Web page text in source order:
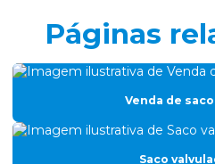
Fabrica de saco valvulado
Filme de alumínio para produtos
Filme gofrado para perfil de
Páginas
Venda de
Saco